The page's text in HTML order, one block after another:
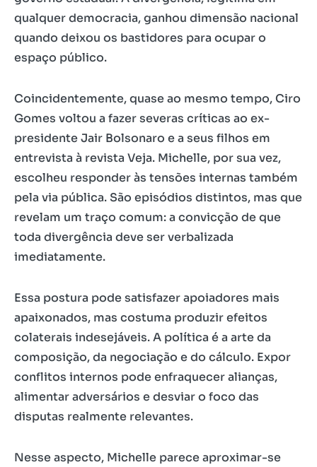
qualquer democracia, ganhou dimensão nacional
quando deixou os bastidores para ocupar o
espaço público.
Coincidentemente, quase ao mesmo tempo, Ciro
Gomes voltou a fazer severas críticas ao ex-
presidente Jair Bolsonaro e a seus filhos em
entrevista à revista Veja. Michelle, por sua vez,
escolheu responder às tensões internas também
pela via pública. São episódios distintos, mas que
revelam um traço comum: a convicção de que
toda divergência deve ser verbalizada
imediatamente.
Essa postura pode satisfazer apoiadores mais
apaixonados, mas costuma produzir efeitos
colaterais indesejáveis. A política é a arte da
composição, da negociação e do cálculo. Expor
conflitos internos pode enfraquecer alianças,
alimentar adversários e desviar o foco das
disputas realmente relevantes.
Nesse aspecto, Michelle parece aproximar-se